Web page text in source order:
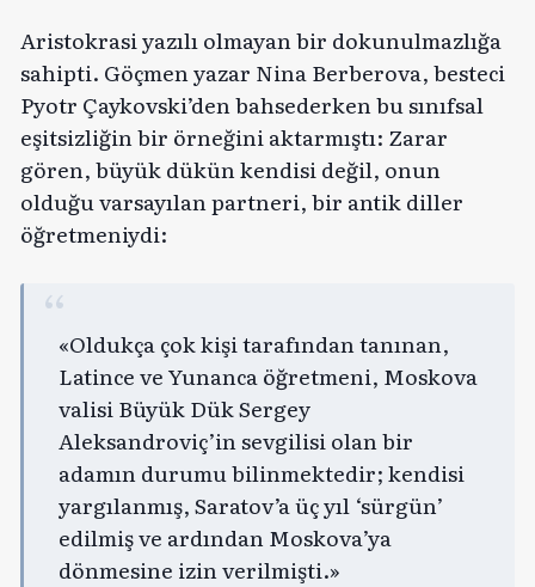
Aristokrasi yazılı olmayan bir dokunulmazlığa
sahipti. Göçmen yazar Nina Berberova, besteci
Pyotr Çaykovski’den bahsederken bu sınıfsal
eşitsizliğin bir örneğini aktarmıştı: Zarar
gören, büyük dükün kendisi değil, onun
olduğu varsayılan partneri, bir antik diller
öğretmeniydi:
«Oldukça çok kişi tarafından tanınan,
Latince ve Yunanca öğretmeni, Moskova
valisi Büyük Dük Sergey
Aleksandroviç’in sevgilisi olan bir
adamın durumu bilinmektedir; kendisi
yargılanmış, Saratov’a üç yıl ‘sürgün’
edilmiş ve ardından Moskova’ya
dönmesine izin verilmişti.»